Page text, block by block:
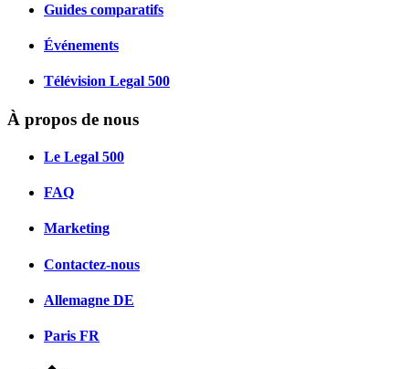
Guides comparatifs
Événements
Télévision Legal 500
À propos de nous
Le Legal 500
FAQ
Marketing
Contactez-nous
Allemagne DE
Paris FR